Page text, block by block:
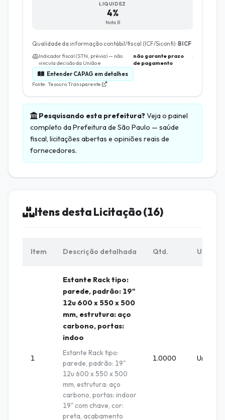
LIQUIDEZ
4%
Nota B
Qualidade da informação contábil/fiscal (ICF/Siconfi): BICF
Indicador fiscal (STN, prévia) — não
vincula decisão da União e
não garante prazo
de pagamento
.
Entender CAPAG em detalhes
Fonte: Tesouro Transparente
Pesquisando esta prefeitura?Veja o painel
completo daPrefeitura de São Paulo — saúde
fiscal, licitações abertas e opiniões reais de
fornecedores.
Itens desta Licitação (16)
Item Descrição detalhada Qtd. Unid.
1
Estante Rack tipo:
parede, padrão: 19"
12u 600 x 550 x 500
mm, estrutura: aço
carbono, portas:
indoo
Estante Rack tipo:
parede, padrão: 19"
12u 600 x 550 x 500
mm, estrutura: aço
carbono, portas: indoor
19" com chave, cor:
preta, acabamento
1.0000 Unidade